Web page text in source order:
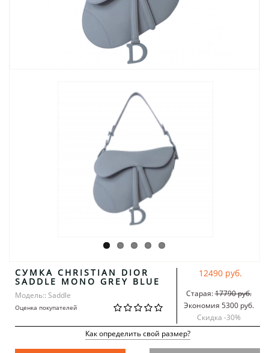
СУМКА CHRISTIAN DIOR
SADDLE MONO GREY BLUE
Модель:: Saddle
Оценка покупателей
12490 руб.
Старая:17790 руб.
Экономия 5300 руб.
Скидка -30%
Как определить свой размер?